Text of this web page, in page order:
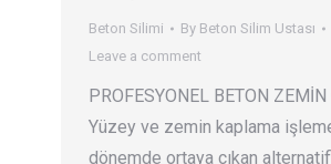
Beton Silimi By Beton Silim Ustası
Leave a comment
PROFESYONEL BETON
Yüzey ve zemin kaplama
dönemde ortaya çıkan